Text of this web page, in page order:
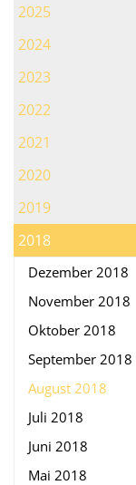
2025
2024
2023
2022
2021
2020
2019
2018
Dezember 2018
November 2018
Oktober 2018
September 2018
August 2018
Juli 2018
Juni 2018
Mai 2018